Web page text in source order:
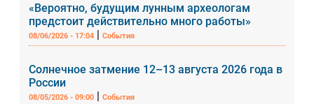
«Вероятно, будущим лунным археологам
предстоит действительно много работы»
08/06/2026 - 17:04 |События
Солнечное затмение 12–13 августа 2026 года в
России
08/05/2026 - 09:00 |События